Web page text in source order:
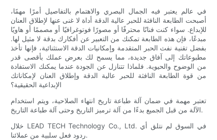
في عالم يعتبر فيه الجمال البصري والاهتمام بالتفاصيل أمرًا مهمًا،
أصبحت الطابعة النافثة للحبر عالية الدقة أداة لا غنى عنها لإطلاق العنان
للإبداع. سواء كنت فنانًا محترفًا أو مصورًا فوتوغرافيًا أو مصممًا أو هاويًا
مبدعًا، فإن هذه الطابعة تمكنك من التعبير عن أفكارك بدقة لا مثيل لها.
بفضل تقنية نفث الحبر المتقدمة وإمكانيات الدقة الاستثنائية، فإنها تأخذ
مطبوعاتك إلى آفاق جديدة، مما يسمح لك بعرض عملك بأقصى قدر
من الوضوح والحيوية. فلماذا تتنازل عن الجودة عندما يمكنك الاستفادة
من قوة الطابعة النافثة للحبر عالية الدقة وإطلاق العنان لإمكاناتك
الإبداعية الحقيقية؟
تعتبر مهمة في ضمان آلة طباعة تاريخ انتهاء الصلاحية، ويتم استخدام
الآلة من قبل الجميع بدءًا من آلة ترميز التاريخ وحتى آلة طباعة التاريخ.
خلال LEAD TECH Technology Co., Ltd. في السوق لم نتلق أي
ردود فعل سلبية من عملائنا.